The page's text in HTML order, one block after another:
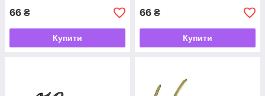
66 ₴
Купити
66 ₴
Купити